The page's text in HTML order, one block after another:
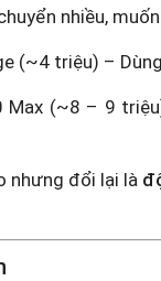
nhiều,
(~4 triệu) –
Max (~8 – 9
nhưng đổi lại là